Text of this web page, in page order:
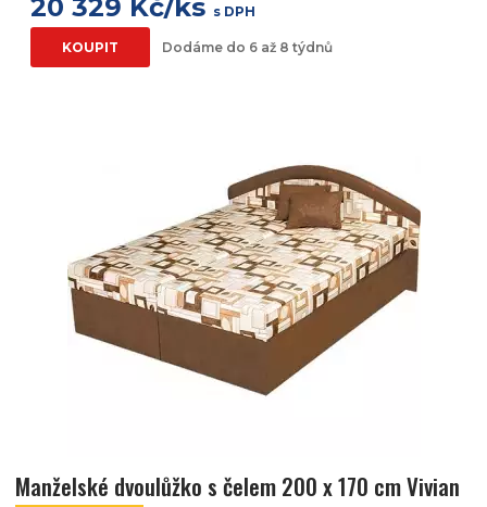
20 329 Kč/ks s DPH
KOUPIT Dodáme do 6 až 8 týdnů
Manželské dvoulůžko s čelem 200 x 170 cm Vivian